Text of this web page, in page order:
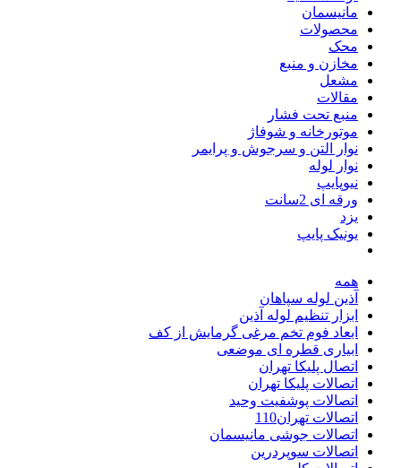
مانیسمان
محصولات
محک
مخازن و منبع
مشعل
مقالات
منبع تحت فشار
موتورخانه و شوفاژ
نوار التن و سرجوش و پرایمر
نوار لوله
نیوپایپ
ورقه ای 2سانت
یزد
یونیک پایپ
همه
آذین لوله سپاهان
ابزار تنظیم لوله آذین
ابعاد فوم تخم مرغی گرمایش از کف
ابیاری قطره ای موضعی
اتصال پلیکا تهران
اتصالات پلیکا تهران
اتصالات پوشفیت وحید
اتصالات تهران110
اتصالات جوشی مانیسمان
اتصالات سوپردرین